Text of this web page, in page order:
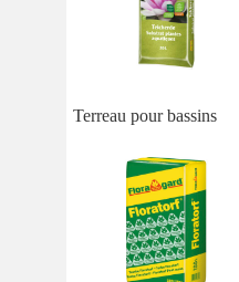
Terreau pour bassins